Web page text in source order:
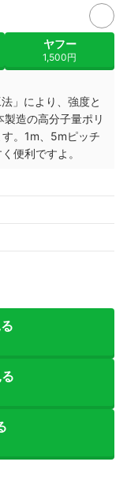
ヤフー
1,500円
」により、強度と
製造の高分子量ポリ
。 1m、5mピッチ
便利ですよ。